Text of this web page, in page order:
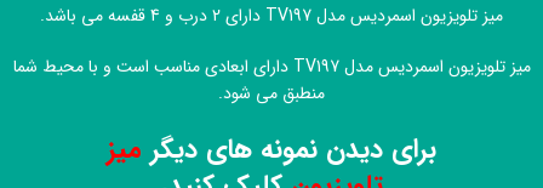
میز تلویزیون اسمردیس مدل TV197 دارای 2 درب و 4 قفسه می باشد.
میز تلویزیون اسمردیس مدل TV197 دارای ابعادی مناسب است و با محیط شما
منطبق می شود.
برای دیدن نمونه های دیگر میز